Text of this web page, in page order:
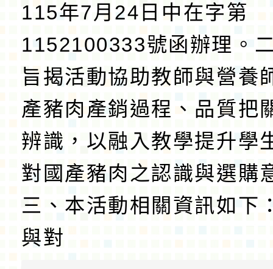
115年7月24日中在字第
1152100333號函辦理。
旨揭活動協助教師與營養
產豬肉產銷過程、品質把
辨識，以融入教學提升學
對國產豬肉之認識與選購
三、本活動相關資訊如下
與對